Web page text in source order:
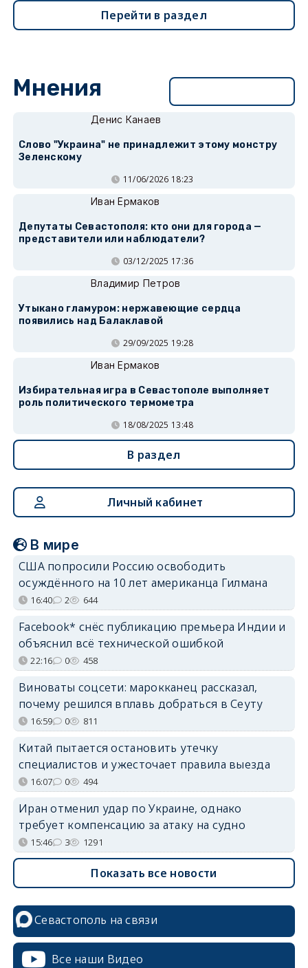
Перейти в раздел
Мнения
Денис Канаев
Слово "Украина" не принадлежит этому монстру
Зеленскому
11/06/2026 18:23
Иван Ермаков
Депутаты Севастополя: кто они для города —
представители или наблюдатели?
03/12/2025 17:36
Владимир Петров
Утыкано гламуром: нержавеющие сердца
появились над Балаклавой
29/09/2025 19:28
Иван Ермаков
Избирательная игра в Севастополе выполняет
роль политического термометра
18/08/2025 13:48
В раздел
Личный кабинет
В мире
США попросили Россию освободить
осуждённого на 10 лет американца Гилмана
16:40 2 644
Facebook* снёс публикацию премьера Индии и
объяснил всё технической ошибкой
22:16 0 458
Виноваты соцсети: марокканец рассказал,
почему решился вплавь добраться в Сеуту
16:59 0 811
Китай пытается остановить утечку
специалистов и ужесточает правила выезда
16:07 0 494
Иран отменил удар по Украине, однако
требует компенсацию за атаку на судно
15:46 3 1291
Показать все новости
Севастополь на связи
Все наши Видео